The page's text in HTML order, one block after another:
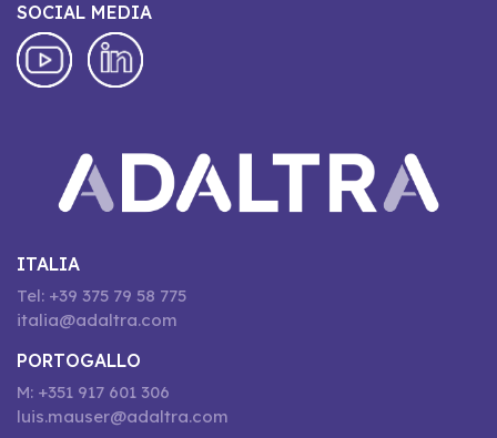
SOCIAL MEDIA
ITALIA
Tel: +39 375 79 58 775
italia@adaltra.com
PORTOGALLO
M: +351 917 601 306
luis.mauser@adaltra.com